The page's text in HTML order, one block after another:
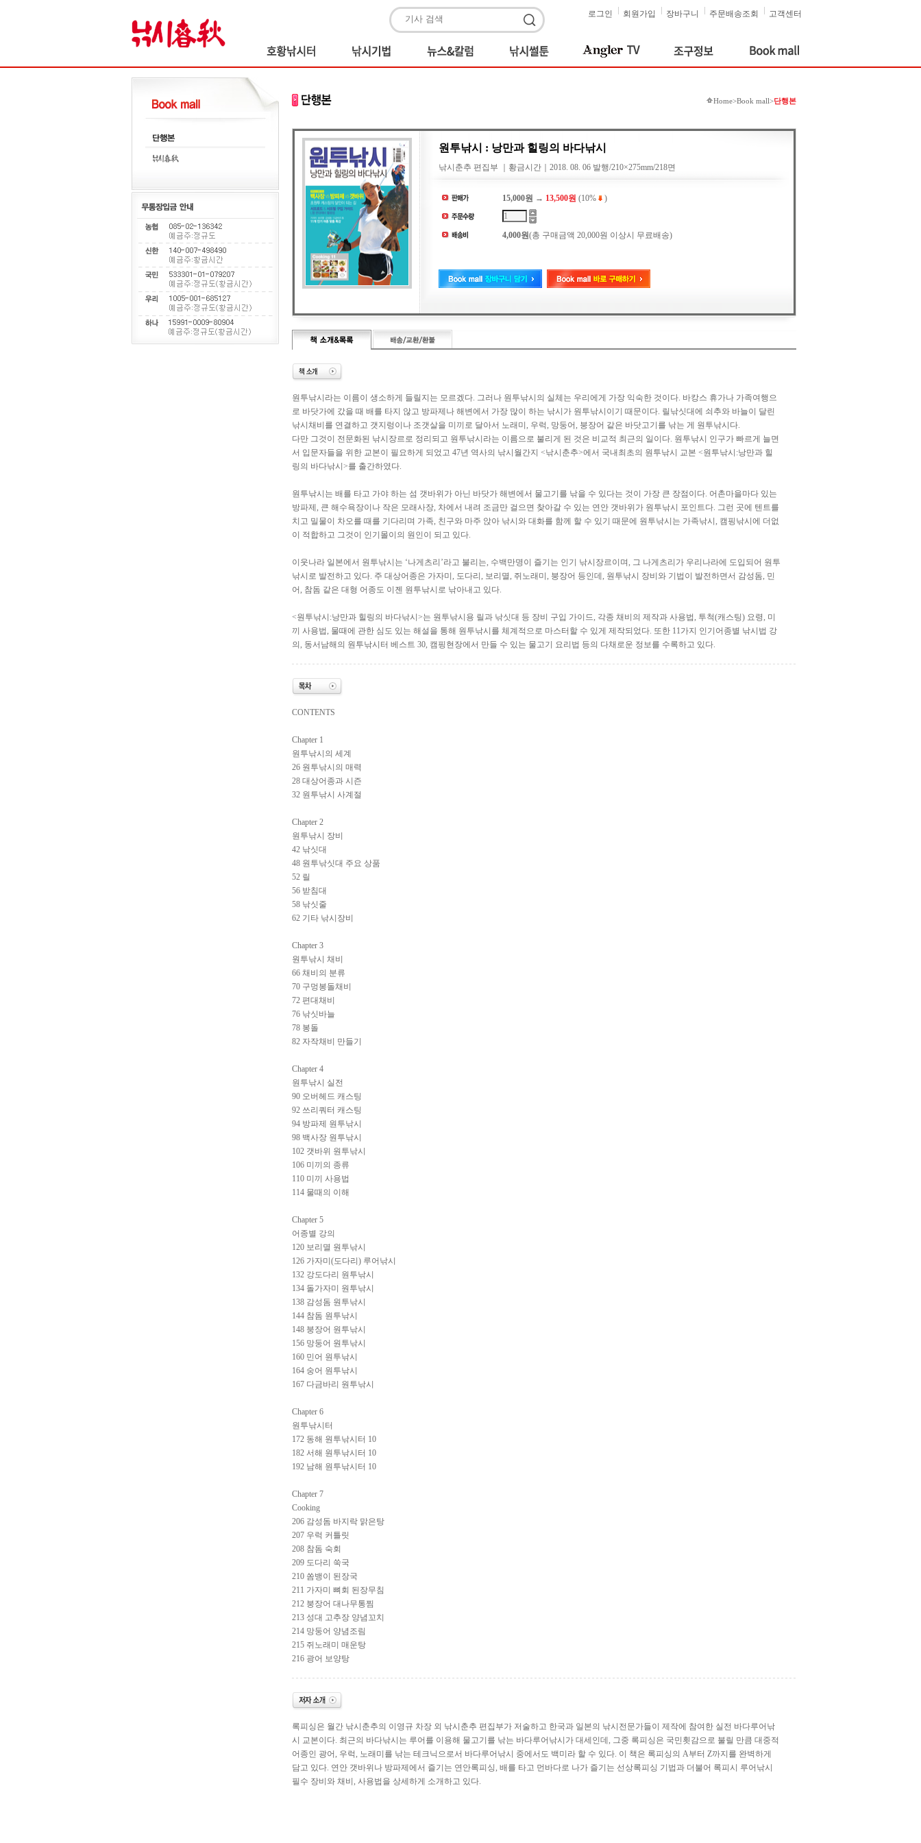
고객센터
주문배송조회
장바구니
회원가입
로그인
Home>Book mall>단행본
원투낚시 : 낭만과 힐링의 바다낚시
낚시춘추 편집부 ｜황금시간｜2018. 08. 06 발행/210×275mm/218면
15,000원 → 13,500원 (10% )
4,000원(총 구매금액 20,000원 이상시 무료배송)
원투낚시라는 이름이 생소하게 들릴지는 모르겠다. 그러나 원투낚시의 실체는 우리에게 가장 익숙한 것이다. 바캉스 휴가나 가족여행으
로 바닷가에 갔을 때 배를 타지 않고 방파제나 해변에서 가장 많이 하는 낚시가 원투낚시이기 때문이다. 릴낚싯대에 쇠추와 바늘이 달린
낚시채비를 연결하고 갯지렁이나 조갯살을 미끼로 달아서 노래미, 우럭, 망둥어, 붕장어 같은 바닷고기를 낚는 게 원투낚시다.
다만 그것이 전문화된 낚시장르로 정리되고 원투낚시라는 이름으로 불리게 된 것은 비교적 최근의 일이다. 원투낚시 인구가 빠르게 늘면
서 입문자들을 위한 교본이 필요하게 되었고 47년 역사의 낚시월간지 <낚시춘추>에서 국내최초의 원투낚시 교본 <원투낚시:낭만과 힐
링의 바다낚시>를 출간하였다.
원투낚시는 배를 타고 가야 하는 섬 갯바위가 아닌 바닷가 해변에서 물고기를 낚을 수 있다는 것이 가장 큰 장점이다. 어촌마을마다 있는
방파제, 큰 해수욕장이나 작은 모래사장, 차에서 내려 조금만 걸으면 찾아갈 수 있는 연안 갯바위가 원투낚시 포인트다. 그런 곳에 텐트를
치고 밀물이 차오를 때를 기다리며 가족, 친구와 마주 앉아 낚시와 대화를 함께 할 수 있기 때문에 원투낚시는 가족낚시, 캠핑낚시에 더없
이 적합하고 그것이 인기몰이의 원인이 되고 있다.
이웃나라 일본에서 원투낚시는 ‘나게츠리’라고 불리는, 수백만명이 즐기는 인기 낚시장르이며, 그 나게츠리가 우리나라에 도입되어 원투
낚시로 발전하고 있다. 주 대상어종은 가자미, 도다리, 보리멸, 쥐노래미, 붕장어 등인데, 원투낚시 장비와 기법이 발전하면서 감성돔, 민
어, 참돔 같은 대형 어종도 이젠 원투낚시로 낚아내고 있다.
<원투낚시:낭만과 힐링의 바다낚시>는 원투낚시용 릴과 낚싯대 등 장비 구입 가이드, 각종 채비의 제작과 사용법, 투척(캐스팅) 요령, 미
끼 사용법, 물때에 관한 심도 있는 해설을 통해 원투낚시를 체계적으로 마스터할 수 있게 제작되었다. 또한 11가지 인기어종별 낚시법 강
의, 동서남해의 원투낚시터 베스트 30, 캠핑현장에서 만들 수 있는 물고기 요리법 등의 다채로운 정보를 수록하고 있다.
CONTENTS
Chapter 1
원투낚시의 세계
26 원투낚시의 매력
28 대상어종과 시즌
32 원투낚시 사계절
Chapter 2
원투낚시 장비
42 낚싯대
48 원투낚싯대 주요 상품
52 릴
56 받침대
58 낚싯줄
62 기타 낚시장비
Chapter 3
원투낚시 채비
66 채비의 분류
70 구멍봉돌채비
72 편대채비
76 낚싯바늘
78 봉돌
82 자작채비 만들기
Chapter 4
원투낚시 실전
90 오버헤드 캐스팅
92 쓰리쿼터 캐스팅
94 방파제 원투낚시
98 백사장 원투낚시
102 갯바위 원투낚시
106 미끼의 종류
110 미끼 사용법
114 물때의 이해
Chapter 5
어종별 강의
120 보리멸 원투낚시
126 가자미(도다리) 루어낚시
132 강도다리 원투낚시
134 돌가자미 원투낚시
138 감성돔 원투낚시
144 참돔 원투낚시
148 붕장어 원투낚시
156 망둥어 원투낚시
160 민어 원투낚시
164 숭어 원투낚시
167 다금바리 원투낚시
Chapter 6
원투낚시터
172 동해 원투낚시터 10
182 서해 원투낚시터 10
192 남해 원투낚시터 10
Chapter 7
Cooking
206 감성돔 바지락 맑은탕
207 우럭 커틀릿
208 참돔 숙회
209 도다리 쑥국
210 쏨뱅이 된장국
211 가자미 뼈회 된장무침
212 붕장어 대나무통찜
213 성대 고추장 양념꼬치
214 망둥어 양념조림
215 쥐노래미 매운탕
216 광어 보양탕
록피싱은 월간 낚시춘추의 이영규 차장 외 낚시춘추 편집부가 저술하고 한국과 일본의 낚시전문가들이 제작에 참여한 실전 바다루어낚
시 교본이다. 최근의 바다낚시는 루어를 이용해 물고기를 낚는 바다루어낚시가 대세인데, 그중 록피싱은 국민횟감으로 불릴 만큼 대중적
어종인 광어, 우럭, 노래미를 낚는 테크닉으로서 바다루어낚시 중에서도 백미라 할 수 있다. 이 책은 록피싱의 A부터 Z까지를 완벽하게
담고 있다. 연안 갯바위나 방파제에서 즐기는 연안록피싱, 배를 타고 먼바다로 나가 즐기는 선상록피싱 기법과 더불어 록피시 루어낚시
필수 장비와 채비, 사용법을 상세하게 소개하고 있다.